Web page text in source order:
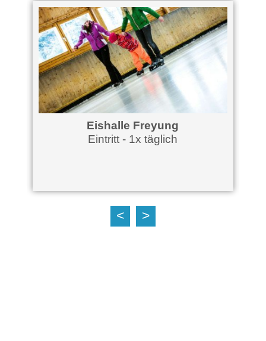
Eishalle Freyung
Eintritt - 1x täglich
< >